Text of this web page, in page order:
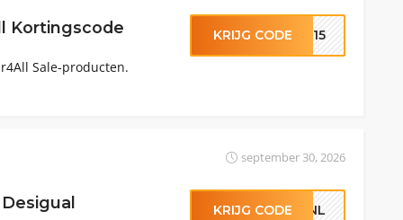
Kortingscode
Sale-producten.
KRIJG CODE LE15
september 30, 2026
KRIJG CODEL-NL